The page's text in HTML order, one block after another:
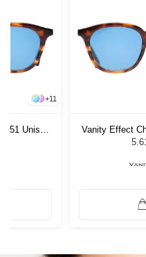
+11
51 Unisex
Vanity Effect